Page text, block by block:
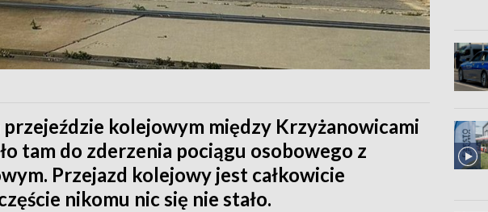
kolejowym między Krzyżanowicami
tam do zderzenia pociągu osobowego z
Przejazd kolejowy jest całkowicie
nikomu nic się nie stało.